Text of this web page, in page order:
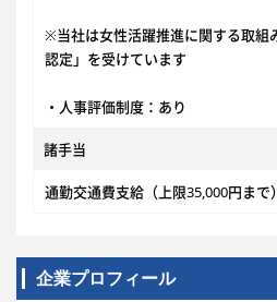
※当社は女性活躍推進に関する取組
認定」を受けています
・人事評価制度：あり
諸手当
通勤交通費支給（上限35,000円まで）
企業プロフィール